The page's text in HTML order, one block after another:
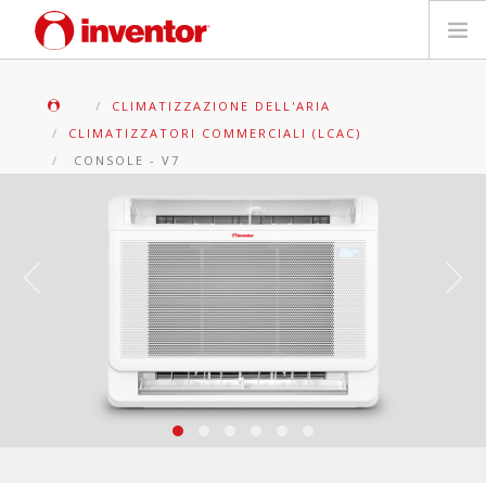
Trova un punto vendita
CLIMATIZZAZIONE DELL'ARIA
CLIMATIZZATORI COMMERCIALI (LCAC)
CONSOLE - V7